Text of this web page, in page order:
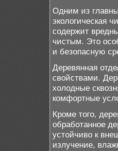
Одним из
экологическая
содержит
чистым. Это
и безопасную
Деревянная
свойствами.
холодные
комфортные
Кроме того,
обработанное
устойчиво к
излучение,